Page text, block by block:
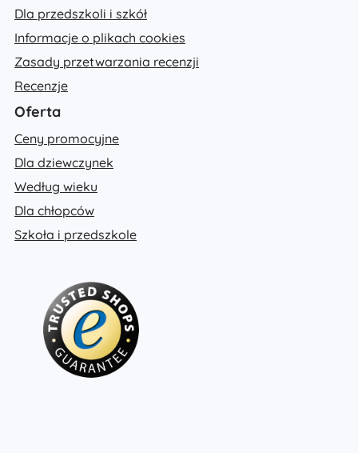
Dla przedszkoli i szkół
Informacje o plikach cookies
Zasady przetwarzania recenzji
Recenzje
Oferta
Ceny promocyjne
Dla dziewczynek
Według wieku
Dla chłopców
Szkoła i przedszkole